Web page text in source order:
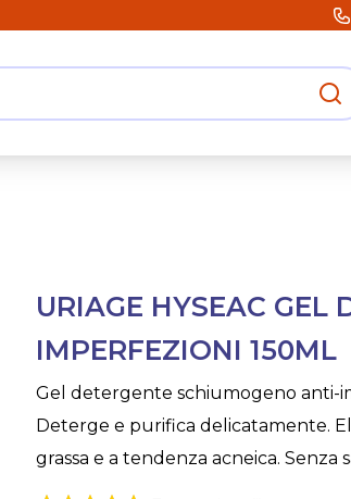
URIAGE HYSEAC GEL
IMPERFEZIONI 150ML
Gel detergente schiumogeno anti-
Deterge e purifica delicatamente.
grassa e a tendenza acneica. Senza
beginning
images
gallery